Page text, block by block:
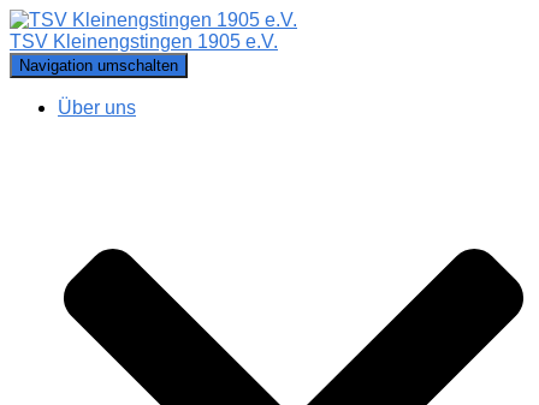
TSV Kleinengstingen 1905 e.V.
Navigation umschalten
Über uns